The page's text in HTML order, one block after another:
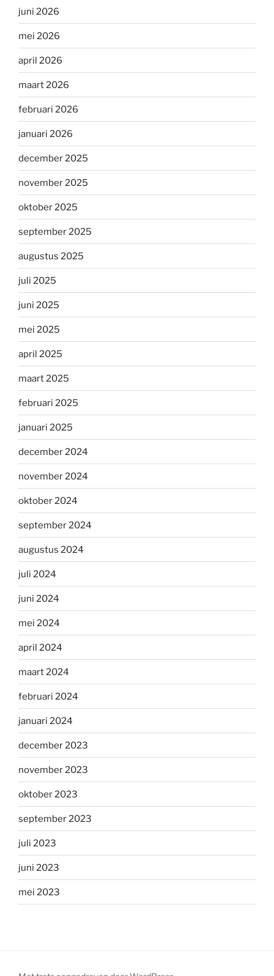
juni 2026
mei 2026
april 2026
maart 2026
februari 2026
januari 2026
december 2025
november 2025
oktober 2025
september 2025
augustus 2025
juli 2025
juni 2025
mei 2025
april 2025
maart 2025
februari 2025
januari 2025
december 2024
november 2024
oktober 2024
september 2024
augustus 2024
juli 2024
juni 2024
mei 2024
april 2024
maart 2024
februari 2024
januari 2024
december 2023
november 2023
oktober 2023
september 2023
juli 2023
juni 2023
mei 2023